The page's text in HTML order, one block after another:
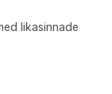
likasinnade